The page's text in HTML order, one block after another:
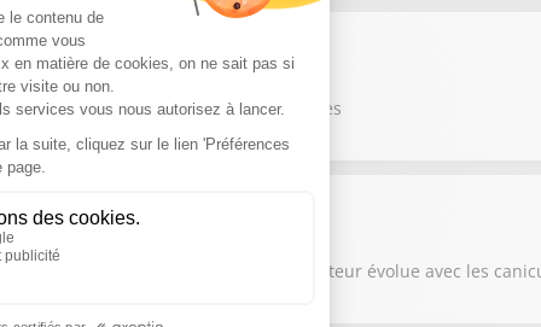
s'adaptent en modifiant leurs pratiques
de miel en baisse : le métier d'apiculteur évolue avec les